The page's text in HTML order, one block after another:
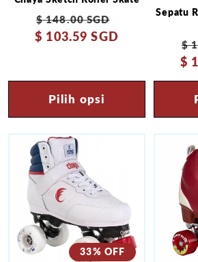
Harga
reguler
$ 148.00 SGD
obral
$ 103.59 SGD
Pilih opsi
Sepatu
$
$
33% OFF